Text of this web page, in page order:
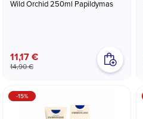
Wild Orchid 250ml Papildymas
11,17 €
14,90 €
-15%